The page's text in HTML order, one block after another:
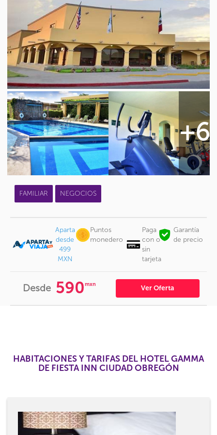
+6
FAMILIAR NEGOCIOS
Aparta
desde
499
MXN
Puntos
monedero
Paga
con o
sin
tarjeta
Garantía
de precio
Desde 590mxn Ver Oferta
HABITACIONES Y TARIFAS DEL HOTEL GAMMA
DE FIESTA INN CIUDAD OBREGÓN